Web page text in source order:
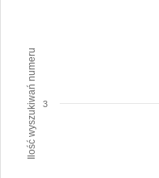
Ilość wyszukiwań numeru 3